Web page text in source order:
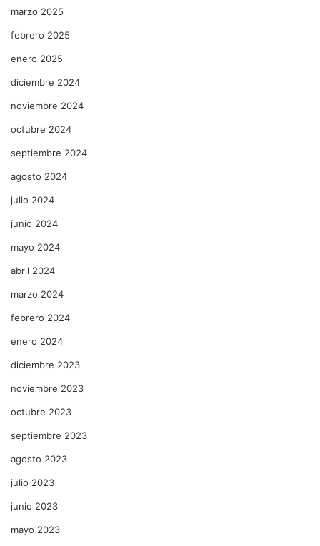
marzo 2025
febrero 2025
enero 2025
diciembre 2024
noviembre 2024
octubre 2024
septiembre 2024
agosto 2024
julio 2024
junio 2024
mayo 2024
abril 2024
marzo 2024
febrero 2024
enero 2024
diciembre 2023
noviembre 2023
octubre 2023
septiembre 2023
agosto 2023
julio 2023
junio 2023
mayo 2023